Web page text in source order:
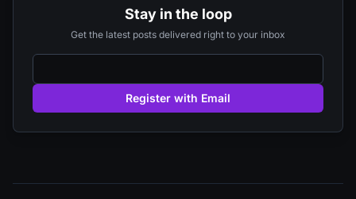
Stay in the loop
Get the latest posts delivered right to your inbox
Register with Email